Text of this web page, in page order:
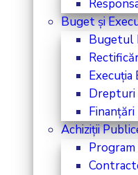
Buget și
Bugetul
Execuția
Drepturi
Achiziții
Program